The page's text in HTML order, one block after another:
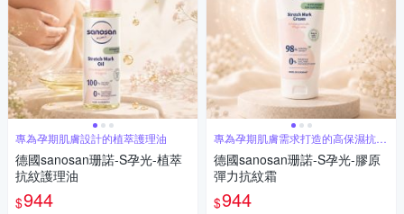
專為孕期肌膚設計的植萃護理油
德國sanosan珊諾-S孕光-植萃
抗紋護理油
$944
專為孕期肌膚需求打造的高保濕抗紋
乳霜
德國sanosan珊諾-S孕光-膠原
彈力抗紋霜
$944